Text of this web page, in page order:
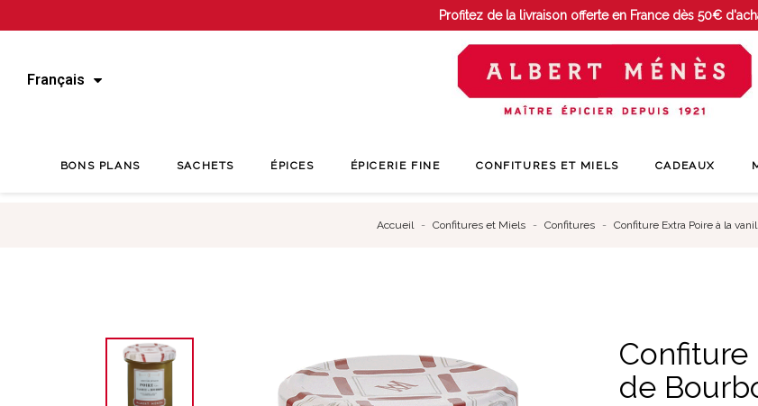
Profitez de la livraison offerte en France dès 50€
Français
BONS PLANS SACHETS ÉPICES ÉPICERIE FINE CONFITURES ET MIELS CADEAUX
Accueil Confitures et Miels Confitures Confiture Extra Poire à la
Confiture
de